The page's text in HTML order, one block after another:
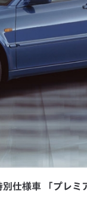
仕様車 「プレミ